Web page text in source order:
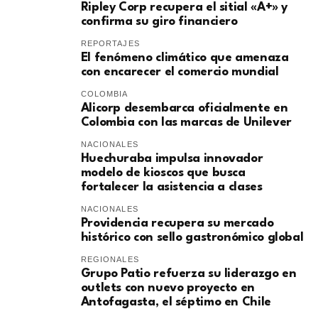
Ripley Corp recupera el sitial «A+» y
confirma su giro financiero
REPORTAJES
El fenómeno climático que amenaza
con encarecer el comercio mundial
COLOMBIA
Alicorp desembarca oficialmente en
Colombia con las marcas de Unilever
NACIONALES
Huechuraba impulsa innovador
modelo de kioscos que busca
fortalecer la asistencia a clases
NACIONALES
Providencia recupera su mercado
histórico con sello gastronómico global
REGIONALES
Grupo Patio refuerza su liderazgo en
outlets con nuevo proyecto en
Antofagasta, el séptimo en Chile